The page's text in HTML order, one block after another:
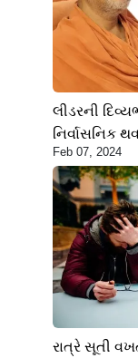
લીડરની
નિર્વાસનિક
Journey
Feb 07, 2024
રાત્રે સૂતી